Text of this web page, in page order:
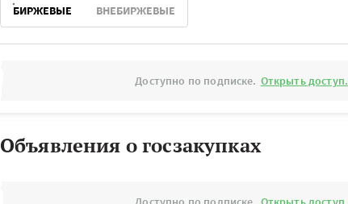
БИРЖЕВЫЕ ВНЕБИРЖЕВЫЕ
Доступно по подписке. Открыть доступ.
Объявления о госзакупках